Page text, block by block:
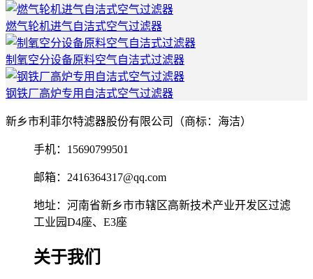
燃气轮机进气自洁式空气过滤器
制氧空分设备原料空气自洁式过滤器
钢铁厂高炉专用自洁式空气过滤器
新乡市利菲尔特滤器股份有限公司（商标：海洁）
手机：15690799501
邮箱：2416364317@qq.com
地址：河南省新乡市市辖区高新技术产业开发区过滤
工业园D4座、E3座
关于我们